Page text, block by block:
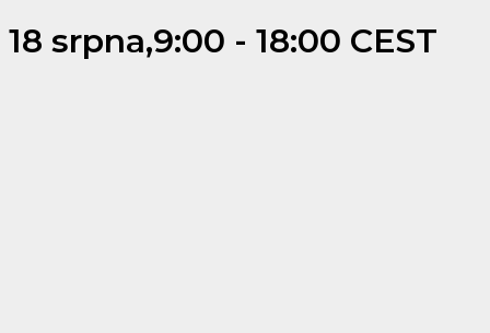
18 srpna,9:00 - 18:00 CEST